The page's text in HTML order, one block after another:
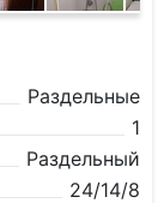
Раздельные
1
Раздельный
24/14/8